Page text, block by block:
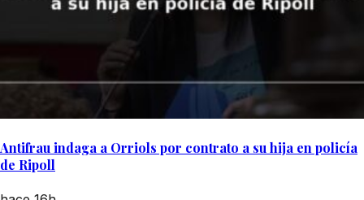
Antifrau indaga a Orriols por contrato a su hija en policía
de Ripoll